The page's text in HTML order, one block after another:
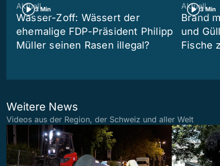
3 Min
Aktuell
Wasser-Zoff: Wässert der
ehemalige FDP-Präsident Philipp
Müller seinen Rasen illegal?
3 Min
Aktuell
Brand
und
Fische
Weitere News
Videos aus der Region, der Schweiz und aller Welt